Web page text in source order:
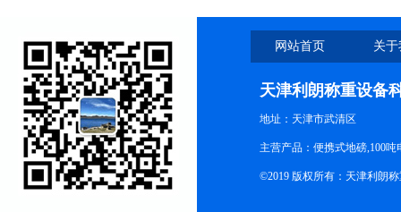
网站首页 关
天津利朗称重设备
地址：天津市武清区
主营产品：便携式地磅,100
©2019 版权所有：天津利朗